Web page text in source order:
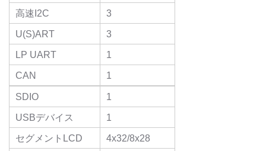
高速I2C
3
U(S)ART
3
LP UART
1
CAN
1
SDIO
1
USBデバイス
1
セグメントLCD
4x32/8x28